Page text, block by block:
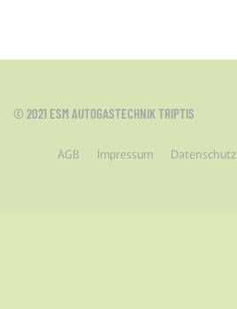
© 2021 ESM AUTOGASTECHNIK TRIPTIS
AGB Impressum Datenschutz